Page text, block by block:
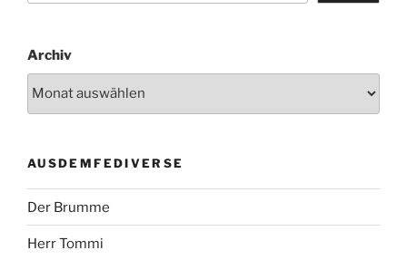
Archiv
AUSDEMFEDIVERSE
Der Brumme
Herr Tommi